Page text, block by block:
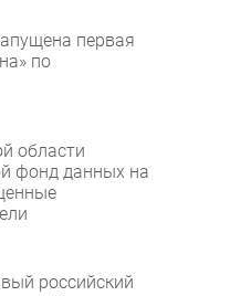
первая
по
области
фонд данных на
российский